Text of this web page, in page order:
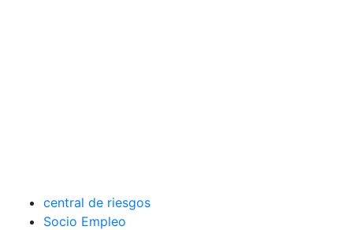
central de riesgos
Socio Empleo